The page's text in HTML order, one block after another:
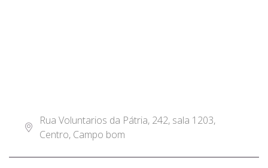
Rua Voluntarios da Pátria, 242, sala 1203,
Centro, Campo bom